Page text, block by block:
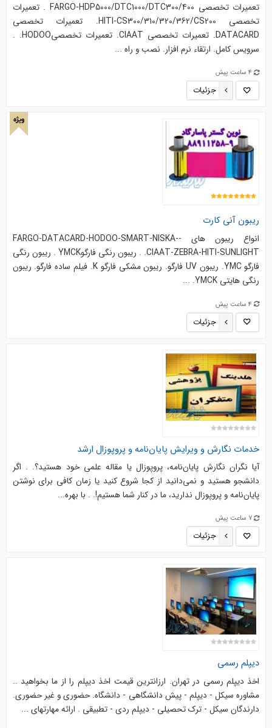
تعميرات تخصصي FARGO-HDP5000/DTC1000/DTC300/400 . تعميرات
تخصصي HITI-CS300/310/320/362/CS200. تعميرات تخصصي
DATACARD. تعميرات تخصصي CIAAT. تعميرات تخصصيHODOO. .
سرويس کامل. ارتقاء نرم افزار. نصب و راه ...
4 ساعت پیش
جزئیات
ویژه
ریبون آنی کارت
انواع ريبون هاي -FARGO-DATACARD-HODOO-SMART-NISKA-
CIAAT-ZEBRA-HITI-SUNLIGHT. . ريبون رنگي فارگوYMCK . ريبون رنگي
فارگو YMC. ريبون UV فارگو. ريبون مشکي فارگو K. فيلم ساده فارگو. ريبون
رنگي هايتي YMCK. ...
4 ساعت پیش
جزئیات
خدمات نگارش و ویرایش پایان‌نامه و پروپوزال ارشد
آیا نگران نگارش پایان‌نامه، پروپوزال یا مقاله علمی خود هستید؟. . اگر
دانشجو هستید و نمی‌دانید از کجا شروع کنید یا زمان کافی برای نوشتن
پایان‌نامه و پروپوزال ندارید، ما در کنار شما هستیم!. . با بهره‌...
7 ساعت پیش
جزئیات
دیپلم رسمی
اخذ دیپلم رسمی در تهران. ارزانترین قیمت اخذ دیپلم را از ما بخواهید ..
مشاوره سیکل - دیپلم - پیش دانشگاهی - دانشگاه. حضوری و غیر حضوری.
دارندگان سیکل - ترک تحصیلی - دیپلم ردی - تطبیقی . ارائه مهارتهای ...